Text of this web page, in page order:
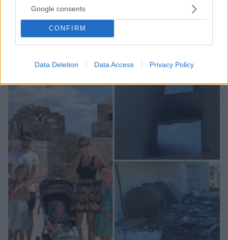
Google consents
CONFIRM
Data Deletion Data Access Privacy Policy
Η εξομολόγηση της συζύγου του Κώστα Σόμμερ:
Ανησυχώ μήπως ξεχάσει πόσο πολύ τον
χρειαζόμαστε και πόσο τον αγαπάμε